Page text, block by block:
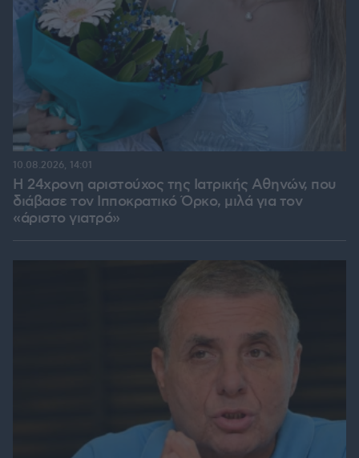
Η 24χρονη αριστούχος της Ιατρικής Αθηνών, που
διάβασε τον Ιπποκρατικό Όρκο, μιλά για τον
«άριστο γιατρό»
10.08.2026, 14:01